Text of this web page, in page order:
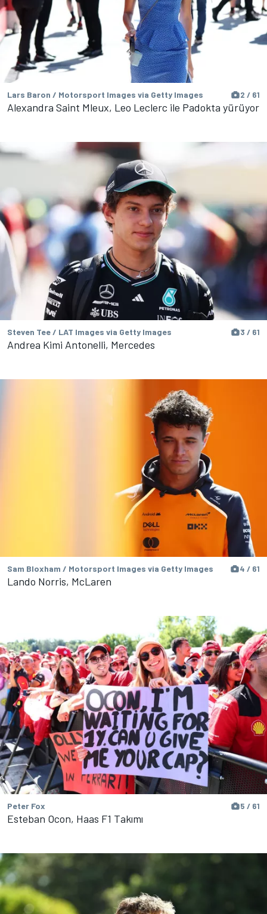
Lars Baron / Motorsport Images via Getty Images 2 / 61
Alexandra Saint Mleux, Leo Leclerc ile Padokta yürüyor
Steven Tee / LAT Images via Getty Images 3 / 61
Andrea Kimi Antonelli, Mercedes
Sam Bloxham / Motorsport Images via Getty Images 4 / 61
Lando Norris, McLaren
Peter Fox 5 / 61
Esteban Ocon, Haas F1 Takımı